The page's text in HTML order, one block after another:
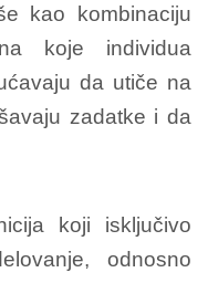
kao kombinaciju
koje individua
da utiče na
zadatke i da
koji isključivo
odnosno